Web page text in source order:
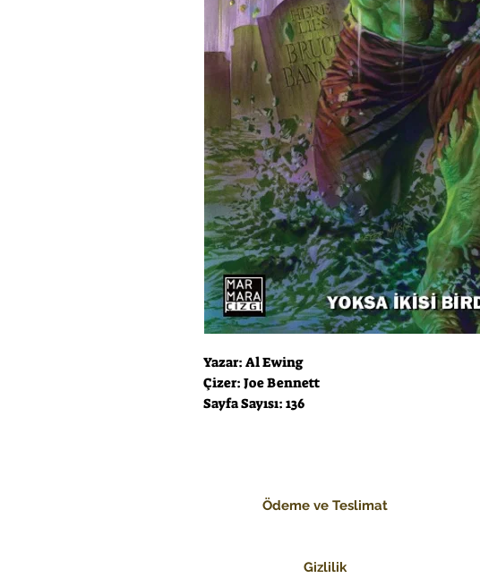
Yazar: Al Ewing
Çizer: Joe Bennett
Sayfa Sayısı: 136
Ödeme ve Teslimat
Gizlilik